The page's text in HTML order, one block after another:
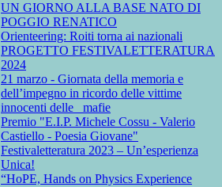
UN GIORNO ALLA BASE NATO DI
POGGIO RENATICO
Orienteering: Roiti torna ai nazionali
PROGETTO FESTIVALETTERATURA
2024
21 marzo - Giornata della memoria e
dell’impegno in ricordo delle vittime
innocenti delle mafie
Premio "E.I.P. Michele Cossu - Valerio
Castiello - Poesia Giovane"
Festivaletteratura 2023 – Un’esperienza
Unica!
“HoPE, Hands on Physics Experience